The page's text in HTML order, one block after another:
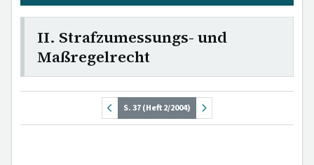
II. Strafzumessungs- und
Maßregelrecht
S. 37 (Heft 2/2004)